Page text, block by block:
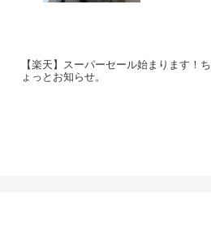
【楽天】スーパーセール始まります！ち
ょっとお知らせ。